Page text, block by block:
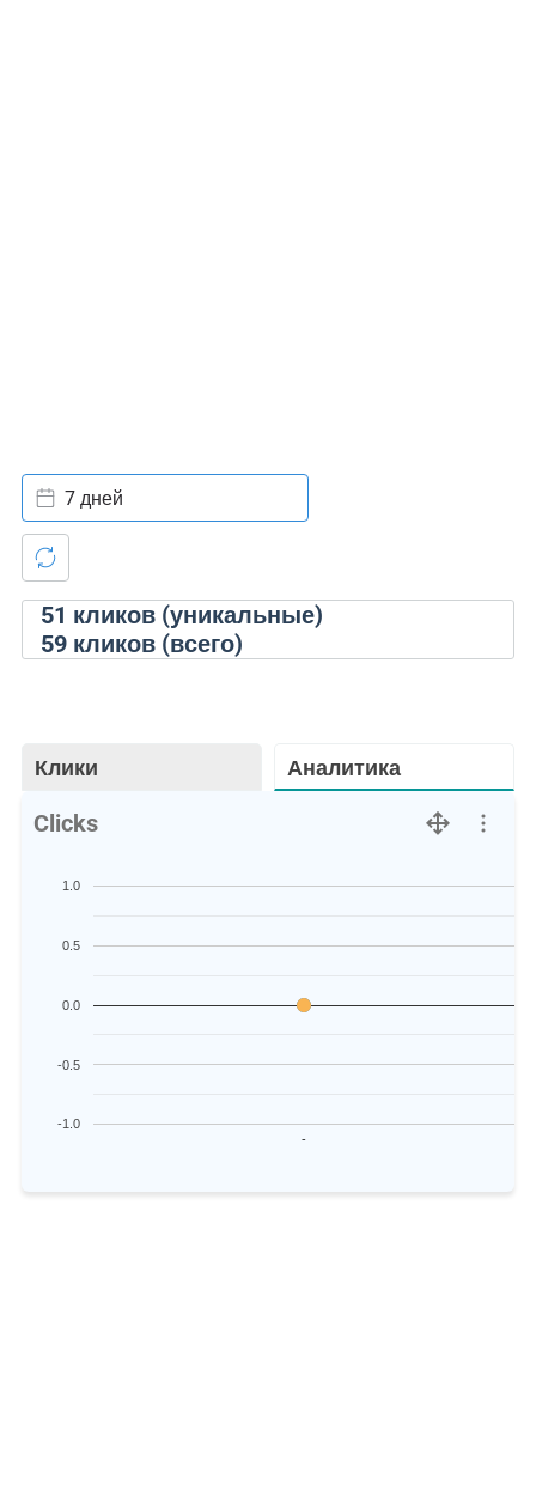
51 кликов (уникальные)
59кликов (всего)
7 дней
Клики Аналитика
Clicks
-
-1.0
-0.5
0.0
0.5
1.0